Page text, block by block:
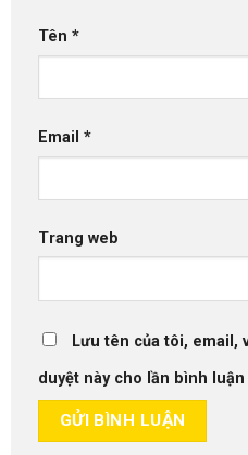
Tên *
Email *
Trang web
Lưu tên của tôi, email,
duyệt này cho lần bình